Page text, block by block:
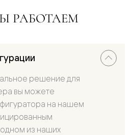
РАБОТАЕМ
решение для
вы можете
на нашем
из наших